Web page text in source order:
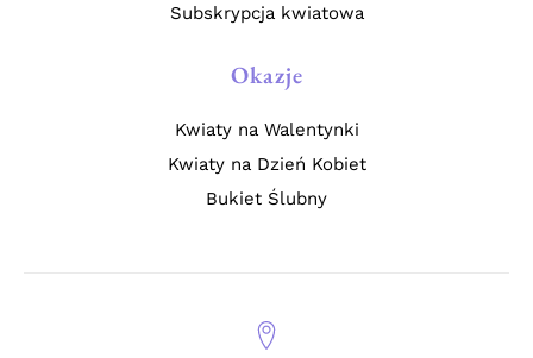
Subskrypcja kwiatowa
Okazje
Kwiaty na Walentynki
Kwiaty na Dzień Kobiet
Bukiet Ślubny